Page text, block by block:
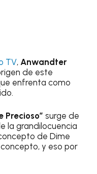
TV, Anwandter
de este
enfrenta como
Precioso” surge de
la grandilocuencia
de Dime
y eso por